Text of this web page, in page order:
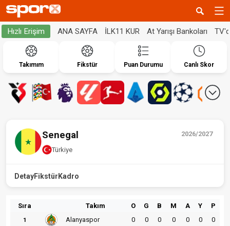
Hızlı Erişim ANA SAYFA İLK11 KUR At Yarışı Bankoları
Takımım Fikstür Puan Durumu Canlı Skor
2026/2027
Senegal
Türkiye
DetayFikstür Kadro
Sıra Takım O G B M A Y P
1 Alanyaspor 0 0 0 0 0 0 0